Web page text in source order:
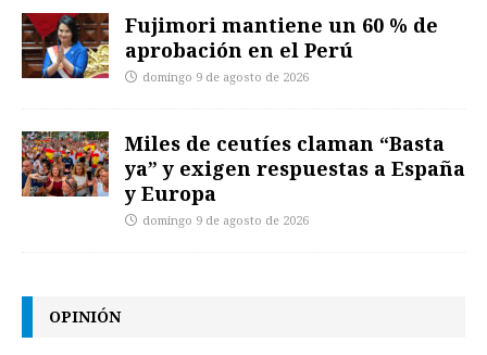
Fujimori mantiene un 60 % de
aprobación en el Perú
domingo 9 de agosto de 2026
Miles de ceutíes claman “Basta
ya” y exigen respuestas a España
y Europa
domingo 9 de agosto de 2026
OPINIÓN